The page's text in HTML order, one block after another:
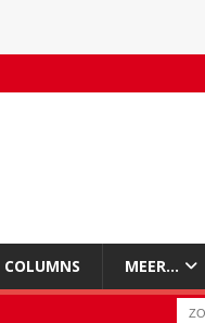
COLUMNS MEER…